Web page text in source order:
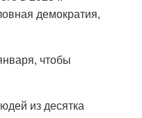
демократия,
чтобы
из десятка